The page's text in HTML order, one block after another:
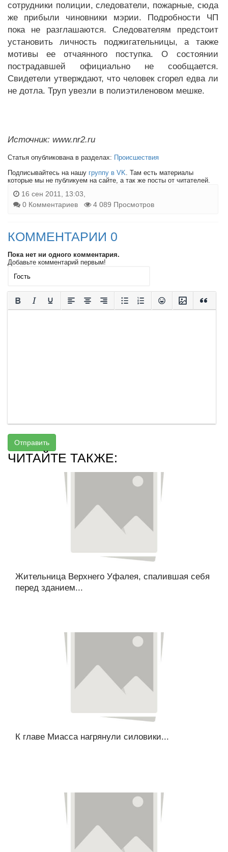
сотрудники полиции, следователи, пожарные, сюда
же прибыли чиновники мэрии. Подробности ЧП
пока не разглашаются. Следователям предстоит
установить личность поджигательницы, а также
мотивы ее отчаянного поступка. О состоянии
пострадавшей официально не сообщается.
Свидетели утверждают, что человек сгорел едва ли
не дотла. Труп увезли в полиэтиленовом мешке.
Источник: www.nr2.ru
Статья опубликована в разделах: Происшествия
Подписывайтесь на нашу группу в VK. Там есть материалы
которые мы не публикуем на сайте, а так же посты от читателей.
16 сен 2011, 13:03,
0 Комментариев
4 089 Просмотров
КОММЕНТАРИИ 0
Пока нет ни одного комментария.
Добавьте комментарий первым!
Отправить
ЧИТАЙТЕ ТАКЖЕ:
Жительница Верхнего Уфалея, спалившая себя
перед зданием...
К главе Миасса нагрянули силовики...